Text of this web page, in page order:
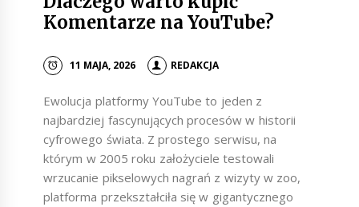
Komentarze na YouTube?
11 MAJA, 2026 REDAKCJA
Ewolucja platformy YouTube to jeden z
najbardziej fascynujących procesów w historii
cyfrowego świata. Z prostego serwisu, na
którym w 2005 roku założyciele testowali
wrzucanie pikselowych nagrań z wizyty w zoo,
platforma przekształciła się w gigantycznego